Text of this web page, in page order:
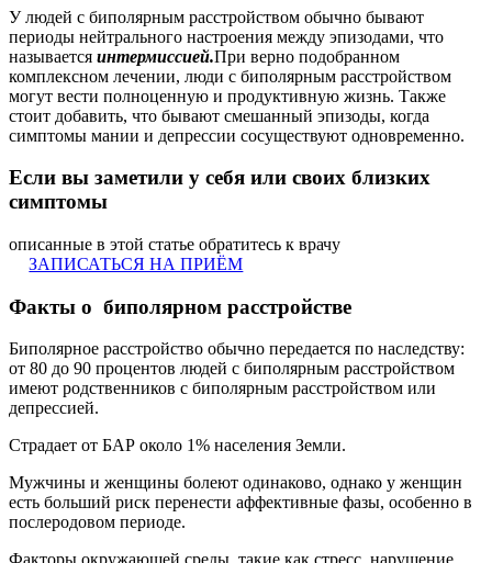
У людей с биполярным расстройством обычно бывают
периоды нейтрального настроения между эпизодами, что
называется интермиссией.При верно подобранном
комплексном лечении, люди с биполярным расстройством
могут вести полноценную и продуктивную жизнь. Также
стоит добавить, что бывают смешанный эпизоды, когда
симптомы мании и депрессии сосуществуют одновременно.
Если вы заметили у себя или своих близких
симптомы
описанные в этой статье обратитесь к врачу
ЗАПИСАТЬСЯ НА ПРИЁМ
Факты о биполярном расстройстве
Биполярное расстройство обычно передается по наследству:
от 80 до 90 процентов людей с биполярным расстройством
имеют родственников с биполярным расстройством или
депрессией.
Страдает от БАР около 1% населения Земли.
Мужчины и женщины болеют одинаково, однако у женщин
есть больший риск перенести аффективные фазы, особенно в
послеродовом периоде.